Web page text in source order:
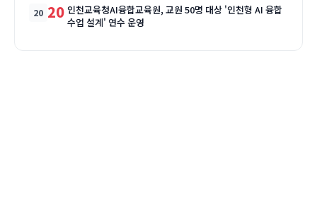
20 인천교육청AI융합교육원, 교원 50명 대상 '인천형 AI 융합
수업 설계' 연수 운영